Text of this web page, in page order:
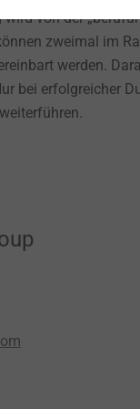
von der
zweimal im
werden.
bei erfolgreicher